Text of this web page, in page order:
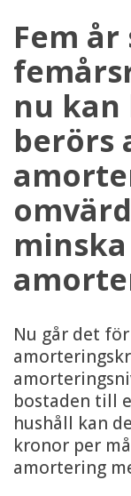
Fem år
nu kan
berörs
minska
Nu går det
bostaden till
hushåll kan
kronor per
amortering